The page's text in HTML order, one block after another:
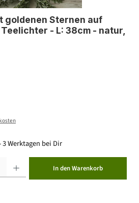
goldenen Sternen auf
- L: 38cm - natur,
Werktagen bei Dir
In den Warenkorb